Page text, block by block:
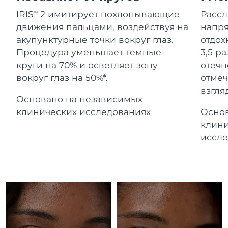
IRISTM
2 имитирует похлопывающие
движения пальцами, воздействуя на
акупунктурные точки вокруг глаз.
Процедура уменьшает темные
круги на 70% и осветляет зону
вокруг глаз на 50%*.
Основано на независимых
клинических исследованиях
3,5
For healthy hair
Косметика Для мужчин
Купить
Гибралтар
8/14/26
Греция
Ожидаемая дата доставки
8/10/26
Гонконг (САР)
Ожидаемая дата доставки
8/11/26
Венгрия
Ожидаемая дата доставки
8/10/26
Ожидаемая дата доставки
8/11/26
Ирландия
Ожидаемая дата доставки
о-в Мэн
Ожидаемая дата доставки